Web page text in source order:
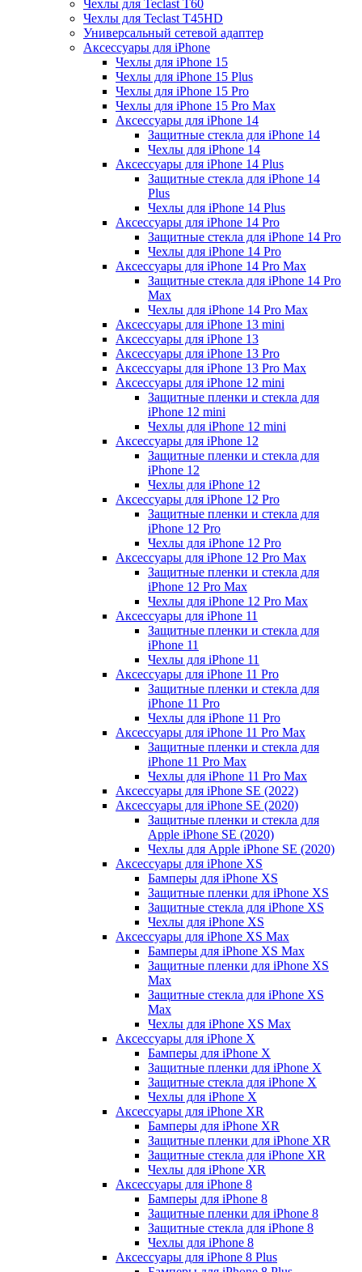
Чехлы для Teclast T60
Чехлы для Teclast T45HD
Универсальный сетевой адаптер
Аксессуары для iPhone
Чехлы для iPhone 15
Чехлы для iPhone 15 Plus
Чехлы для iPhone 15 Pro
Чехлы для iPhone 15 Pro Max
Аксессуары для iPhone 14
Защитные стекла для iPhone 14
Чехлы для iPhone 14
Аксессуары для iPhone 14 Plus
Защитные стекла для iPhone 14
Plus
Чехлы для iPhone 14 Plus
Аксессуары для iPhone 14 Pro
Защитные стекла для iPhone 14 Pro
Чехлы для iPhone 14 Pro
Аксессуары для iPhone 14 Pro Max
Защитные стекла для iPhone 14 Pro
Max
Чехлы для iPhone 14 Pro Max
Аксессуары для iPhone 13 mini
Аксессуары для iPhone 13
Аксессуары для iPhone 13 Pro
Аксессуары для iPhone 13 Pro Max
Аксессуары для iPhone 12 mini
Защитные пленки и стекла для
iPhone 12 mini
Чехлы для iPhone 12 mini
Аксессуары для iPhone 12
Защитные пленки и стекла для
iPhone 12
Чехлы для iPhone 12
Аксессуары для iPhone 12 Pro
Защитные пленки и стекла для
iPhone 12 Pro
Чехлы для iPhone 12 Pro
Аксессуары для iPhone 12 Pro Max
Защитные пленки и стекла для
iPhone 12 Pro Max
Чехлы для iPhone 12 Pro Max
Аксессуары для iPhone 11
Защитные пленки и стекла для
iPhone 11
Чехлы для iPhone 11
Аксессуары для iPhone 11 Pro
Защитные пленки и стекла для
iPhone 11 Pro
Чехлы для iPhone 11 Pro
Аксессуары для iPhone 11 Pro Max
Защитные пленки и стекла для
iPhone 11 Pro Max
Чехлы для iPhone 11 Pro Max
Аксессуары для iPhone SE (2022)
Аксессуары для iPhone SE (2020)
Защитные пленки и стекла для
Apple iPhone SE (2020)
Чехлы для Apple iPhone SE (2020)
Аксессуары для iPhone ХS
Бамперы для iPhone ХS
Защитные пленки для iPhone ХS
Защитные стекла для iPhone ХS
Чехлы для iPhone ХS
Аксессуары для iPhone ХS Max
Бамперы для iPhone XS Max
Защитные пленки для iPhone XS
Max
Защитные стекла для iPhone XS
Max
Чехлы для iPhone XS Max
Аксессуары для iPhone X
Бамперы для iPhone X
Защитные пленки для iPhone X
Защитные стекла для iPhone X
Чехлы для iPhone X
Аксессуары для iPhone XR
Бамперы для iPhone XR
Защитные пленки для iPhone XR
Защитные стекла для iPhone XR
Чехлы для iPhone XR
Аксессуары для iPhone 8
Бамперы для iPhone 8
Защитные пленки для iPhone 8
Защитные стекла для iPhone 8
Чехлы для iPhone 8
Аксессуары для iPhone 8 Plus